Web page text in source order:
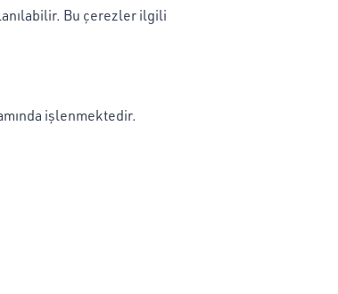
Bu çerezler ilgili
işlenmektedir.